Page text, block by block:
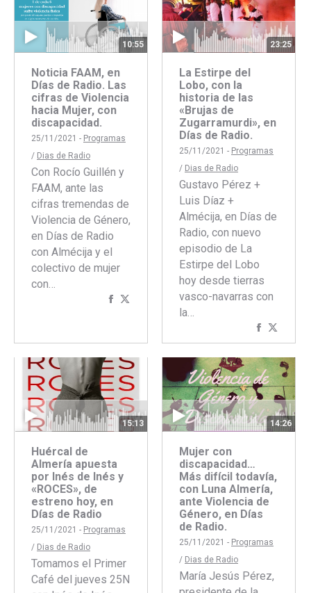
10:55
Noticia FAAM, en
Días de Radio. Las
cifras de Violencia
hacia Mujer, con
discapacidad.
25/11/2021 - Programas
/ Dias de Radio
Con Rocío Guillén y
FAAM, ante las
cifras tremendas de
Violencia de Género,
en Días de Radio
con Almécija y el
colectivo de mujer
con…
Compartir
23:25
La Estirpe del
Lobo, con la
historia de las
«Brujas de
Zugarramurdi», en
Días de Radio.
25/11/2021 - Programas
/ Dias de Radio
Gustavo Pérez +
Luis Díaz +
Almécija, en Días de
Radio, con nuevo
episodio de La
Estirpe del Lobo
hoy desde tierras
vasco-navarras con
la…
Compartir
concon
15:13
Huércal de
Almería apuesta
por Inés de Inés y
«ROCES», de
estreno hoy, en
Días de Radio
25/11/2021 - Programas
/ Dias de Radio
Tomamos el Primer
Café del jueves 25N
14:26
Mujer con
discapacidad…
Más difícil todavía,
con Luna Almería,
ante Violencia de
Género, en Días
de Radio.
25/11/2021 - Programas
/ Dias de Radio
María Jesús Pérez,